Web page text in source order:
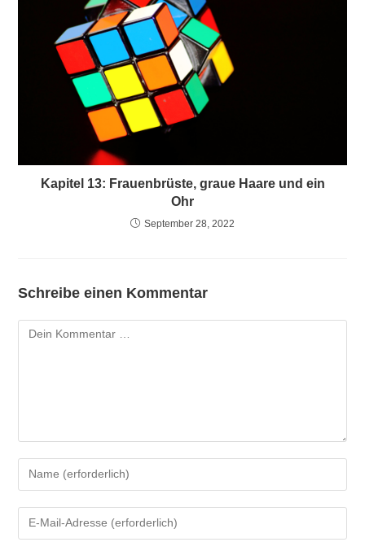
Kapitel 13: Frauenbrüste, graue Haare und ein
Ohr
September 28, 2022
Schreibe einen Kommentar